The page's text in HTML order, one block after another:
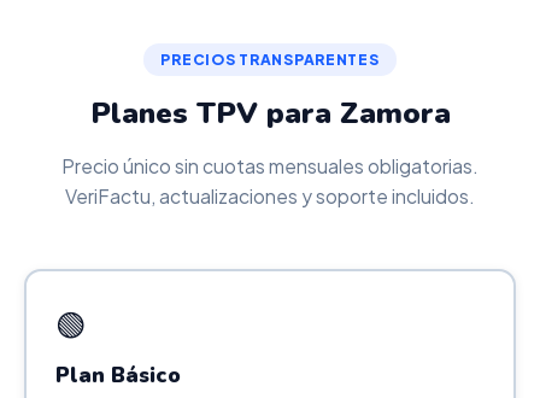
PRECIOS TRANSPARENTES
Planes TPV para Zamora
Precio único sin cuotas mensuales obligatorias.
VeriFactu, actualizaciones y soporte incluidos.
🟢
Plan Básico